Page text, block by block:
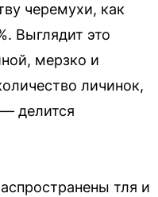
черемухи, как
Выглядит это
мерзко и
личинок,
делится
тля и